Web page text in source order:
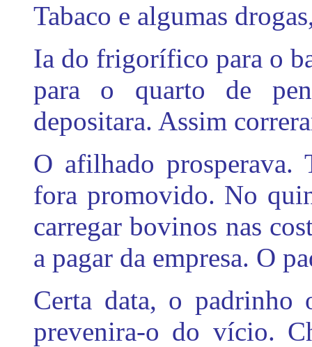
Tabaco e algumas
Ia do frigorífico para o
para o quarto de
depositara. Assim
O afilhado
fora promovido. No
carregar bovinos nas
a pagar da empresa. O
Certa data, o padrinho
prevenira-o do vício.